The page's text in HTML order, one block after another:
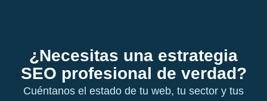
¿Necesitas una estrategia
SEO profesional de verdad?
Cuéntanos el estado de tu web, tu sector y tus